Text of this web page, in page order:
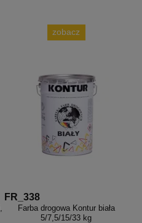
zobacz
FR_338
Farba drogowa Kontur biała
5/7,5/15/33 kg